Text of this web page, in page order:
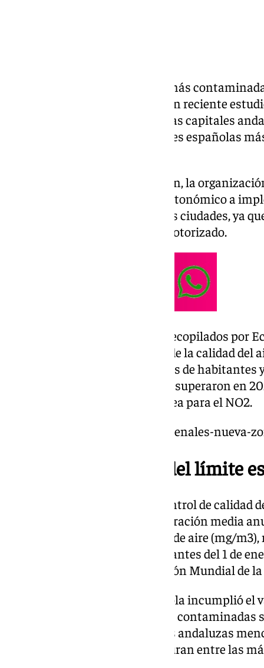
Málaga es una de las ciudades más
(NO2) de España. Así lo revela un reciente
Acción, que también apunta a las capitales
Córdoba entre las nueve ciudades españolas
Ante esta preocupante situación, la
ayuntamientos y al gobierno autonómico a
en todas las ciudades, ya
principalmente por el tráfico motorizado.
Según los datos provisionales recopilados por
estaciones oficiales de control de la calidad del
que representan a once millones de habitantes
población española, todas ellas superaron en
establecido por la Unión Europea para el NO2.
https://www.101tv.es/asi-son-senales-nueva-
Málaga, por encima del límite
En particular, la estación de control de calidad
de Málaga registró una concentración media
microgramos por metro cúbico de aire (mg/
mg/m3 que debería alcanzarse antes del 1 de
recomendado por la Organización Mundial de
Aunque ninguna ciudad española incumplió
mg/m3, las nueve ciudades más
de NO2. Además de las ciudades andaluzas
Coruña y Zaragoza también figuran entre las